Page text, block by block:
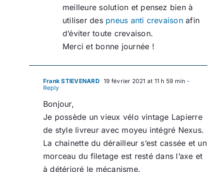
meilleure solution et pensez bien à
utiliser des pneus anti crevaisonafin
d’éviter toute crevaison.
Merci et bonne journée !
Frank STIEVENARD 19 février 2021 at 11 h 59 min -
Reply
Bonjour,
Je possède un vieux vélo vintage Lapierre
de style livreur avec moyeu intégré Nexus.
La chainette du dérailleur s’est cassée et un
morceau du filetage est resté dans l’axe et
à détérioré le mécanisme.